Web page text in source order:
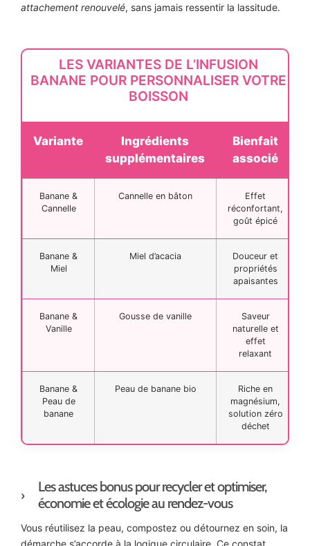
attachement renouvelé, sans jamais ressentir la lassitude.
LES VARIANTES DE L’INFUSION
BANANE POUR PERSONNALISER VOTRE
BOISSON
Variante
Ingrédients
supplémentaires
Bienfait
associé
Banane &
Cannelle
Cannelle en bâton
Effet
réconfortant,
goût épicé
Banane &
Miel
Miel d’acacia
Douceur et
propriétés
apaisantes
Banane &
Vanille
Gousse de vanille
Saveur
naturelle et
effet
relaxant
Banane &
Peau de
banane
Peau de banane bio
Riche en
magnésium,
solution zéro
déchet
Les astuces bonus pour recycler et optimiser,
économie et écologie au rendez-vous
Vous réutilisez la peau, compostez ou détournez en soin, la
démarche s’accorde à la logique circulaire. Ce constat